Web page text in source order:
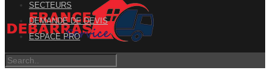
SECTEURS
DEMANDE DE DEVIS
ESPACE PRO